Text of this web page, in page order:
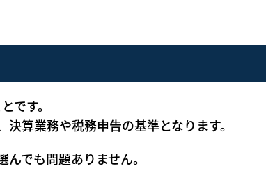
です。
算業務や税務申告の基準となります。
でも問題ありません。